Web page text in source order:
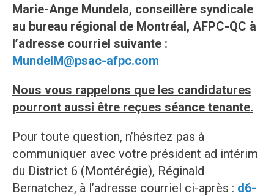
Marie-Ange Mundela, conseillère syndicale
au bureau régional de Montréal, AFPC-QC à
l’adresse courriel suivante :
MundelM@psac-afpc.com
Nous vous rappelons que les candidatures
pourront aussi être reçues séance tenante.
Pour toute question, n’hésitez pas à
communiquer avec votre président ad intérim
du District 6 (Montérégie), Réginald
Bernatchez, à l’adresse courriel ci-après : d6-